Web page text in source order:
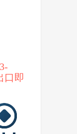
口即